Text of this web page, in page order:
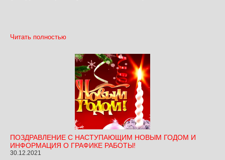
Читать полностью
ПОЗДРАВЛЕНИЕ С НАСТУПАЮЩИМ НОВЫМ ГОДОМ И
ИНФОРМАЦИЯ О ГРАФИКЕ РАБОТЫ!
30.12.2021